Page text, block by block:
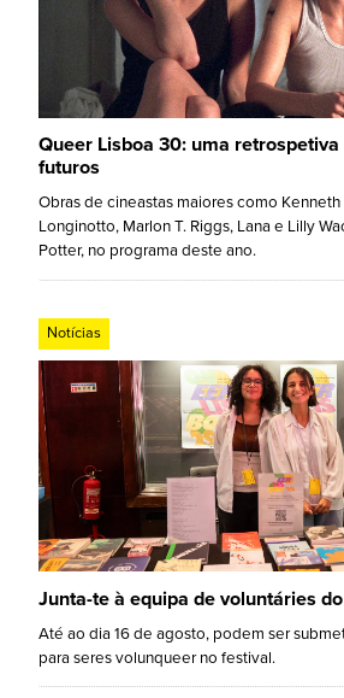
Queer Lisboa 30: uma
futuros
Obras de cineastas maiores como Kenneth
Longinotto, Marlon T. Riggs, Lana e Lilly
Potter, no programa deste ano.
Notícias
Junta-te à equipa de voluntáries
Até ao dia 16 de agosto, podem ser
para seres volunqueer no festival.